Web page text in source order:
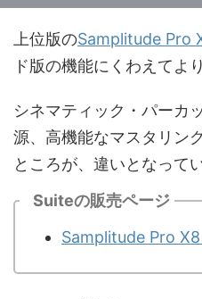
上位版のSamplitude Pro
ド版の機能にくわえてよ
シネマティック・パーカ
源、高機能なマスタリン
ところが、違いとなって
Suiteの販売ページ
Samplitude Pro